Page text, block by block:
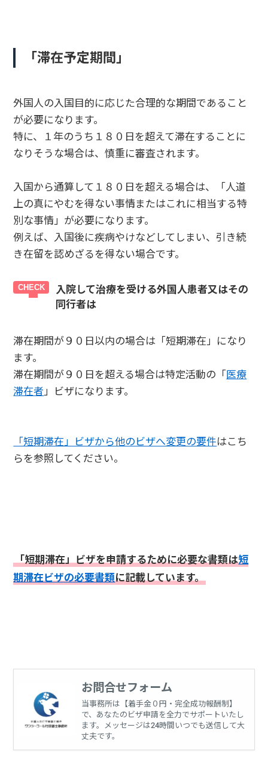
「滞在予定期間」
外国人の入国目的に応じた合理的な期間であること
が必要になります。
特に、１年のうち１８０日を超えて滞在することに
なりそうな場合は、慎重に審査されます。
入国から通算して１８０日を超える場合は、「人道
上の真にやむを得ない事情またはこれに相当する特
別な事情」が必要になります。
例えば、入国後に疾病やけなどしてしまい、引き続
き在留を認めざるを得ない場合です。
入院して治療を受ける外国人患者又はその
同行者は
滞在期間が９０日以内の場合は「短期滞在」になり
ます。
滞在期間が９０日を超える場合は特定活動の「医療
滞在者」ビザになります。
「短期滞在」ビザから他のビザへ変更の要件はこち
らを参照してください。
「短期滞在」ビザを申請するために必要な書類は短
期滞在ビザの必要書類に記載しています。
お問合せフォーム
当事務所は【着手金０円・完全成功報酬制】
で、あなたのビザ申請を全力でサポートいたし
ます。メッセージは24時間いつでも送信して大
丈夫です。